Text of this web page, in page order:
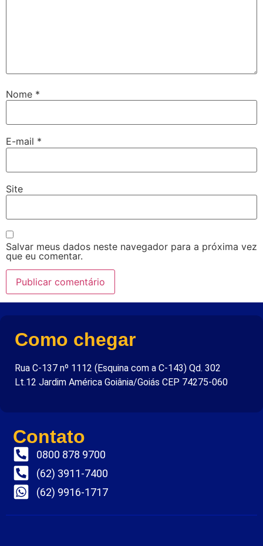
Nome *
E-mail *
Site
Salvar meus dados neste navegador para a próxima vez
que eu comentar.
Como chegar
Rua C-137 nº 1112 (Esquina com a C-143) Qd. 302
Lt.12 Jardim América Goiânia/Goiás CEP 74275-060
Contato
0800 878 9700
(62) 3911-7400
(62) 9916-1717